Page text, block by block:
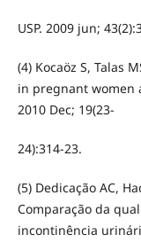
USP. 2009 jun;
(4) Kocaöz S, Talas
in pregnant women
2010 Dec; 19(23-
24):314-23.
(5) Dedicação AC,
Comparação da
incontinência